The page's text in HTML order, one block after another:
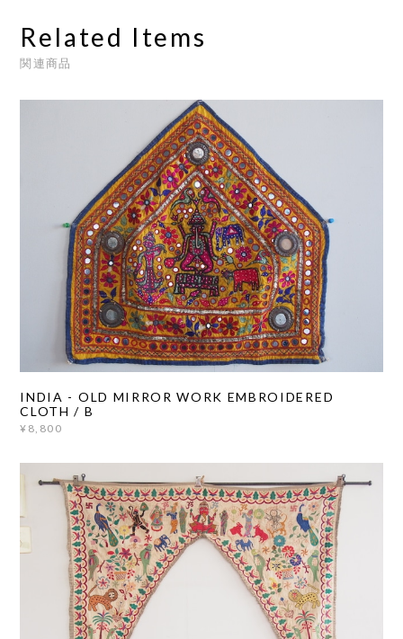
Related Items
関連商品
INDIA - OLD MIRROR WORK EMBROIDERED
CLOTH / B
¥8,800